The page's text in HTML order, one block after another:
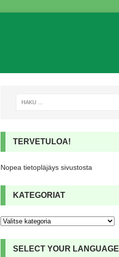
TERVETULOA!
Nopea tietopläjäys sivustosta
KATEGORIAT
SELECT YOUR LANGUAGE